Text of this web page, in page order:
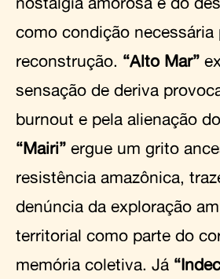
como condição necessária
reconstrução. “Alto Mar”
sensação de deriva
burnout e pela alienação
“Mairi” ergue um grito
resistência amazônica,
denúncia da exploração
territorial como parte do
memória coletiva. Já